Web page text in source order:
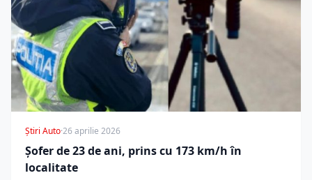
Știri Auto·26 aprilie 2026
Șofer de 23 de ani, prins cu 173 km/h în
localitate